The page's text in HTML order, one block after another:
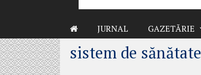
JURNAL GAZETĂRIE
sistem de sănătate